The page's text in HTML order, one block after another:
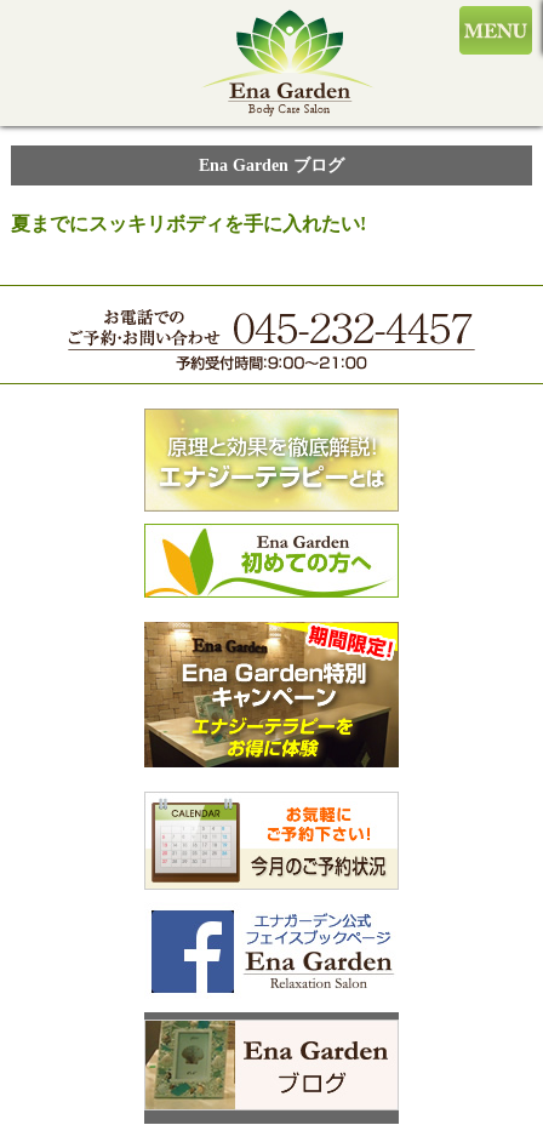
Ena Garden ブログ
夏までにスッキリボディを手に入れたい!